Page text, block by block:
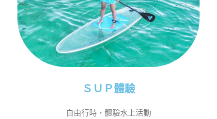
ＳＵＰ體驗
自由行時，體驗水上活動